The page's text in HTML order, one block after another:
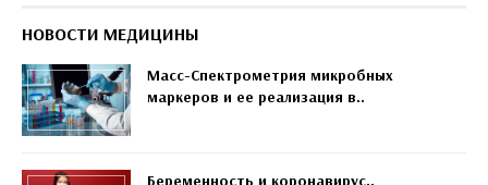
НОВОСТИ МЕДИЦИНЫ
Масс-Спектрометрия микробных
маркеров и ее реализация в..
Беременность и коронавирус..